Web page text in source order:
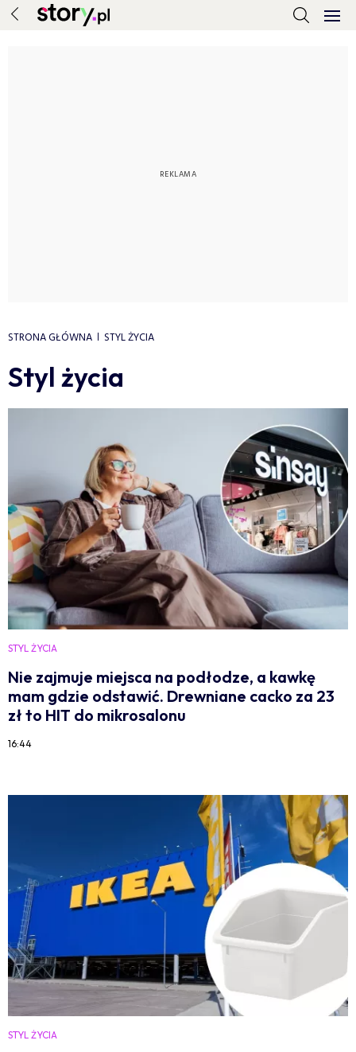
STRONA GŁÓWNA STYL ŻYCIA
Styl życia
STYL ŻYCIA
Nie zajmuje miejsca na podłodze, a kawkę
mam gdzie odstawić. Drewniane cacko za 23
zł to HIT do mikrosalonu
16:44
STYL ŻYCIA